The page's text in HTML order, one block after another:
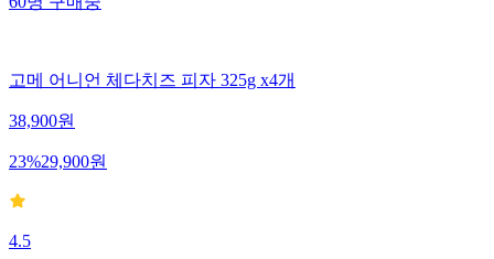
60명구매중
고메 어니언 체다치즈 피자 325g x4개
38,900원
23%29,900원
4.5